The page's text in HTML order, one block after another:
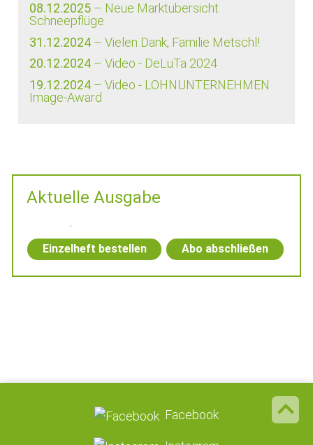
08.12.2025 – Neue Marktübersicht
Schneepflüge
31.12.2024 – Vielen Dank, Familie Metschl!
20.12.2024 – Video - DeLuTa 2024
19.12.2024 – Video - LOHNUNTERNEHMEN
Image-Award
Aktuelle Ausgabe
Einzelheft bestellen Abo abschließen
Facebook